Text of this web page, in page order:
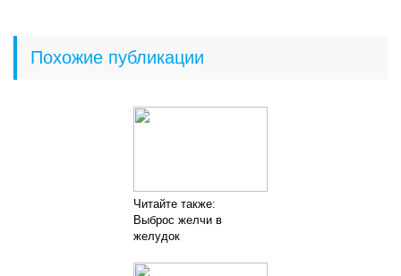
Похожие публикации
Читайте также:
Выброс желчи в
желудок